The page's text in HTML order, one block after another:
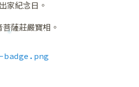
家紀念日。
薩莊嚴寶相。
❅